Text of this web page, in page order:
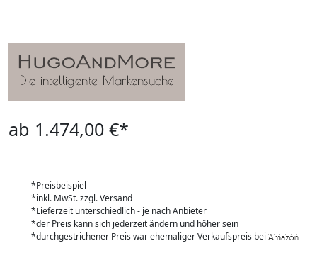
ab 1.474,00 €*
*Preisbeispiel
*inkl. MwSt. zzgl. Versand
*Lieferzeit unterschiedlich - je nach Anbieter
*der Preis kann sich jederzeit ändern und höher sein
*durchgestrichener Preis war ehemaliger Verkaufspreis bei